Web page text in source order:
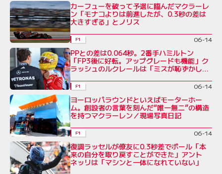
カーフューを破って予選に臨んだマクラーレ
ン「モナコよりは前進したが、0.3秒の差は
大きすぎる」とノリス
F1 06-14
PPとの差は0.064秒。2番手ハミルトン
「FP3後に好転。アップグレードも機能」ク
ラッシュのルクレールは「ミスが恥ずかし
F1 06-14
ヨーロッパラウンドといえばモーターホー
ム。創設者の言葉を刻んだ“唯一無二”の構造
を持つマクラーレン／現場写真日記
F1 06-14
復調ラッセルが僚友に0.3秒差でポール「本
来の自分を取り戻すことができた」アント
ネッリは「マシンと一体になれていない」